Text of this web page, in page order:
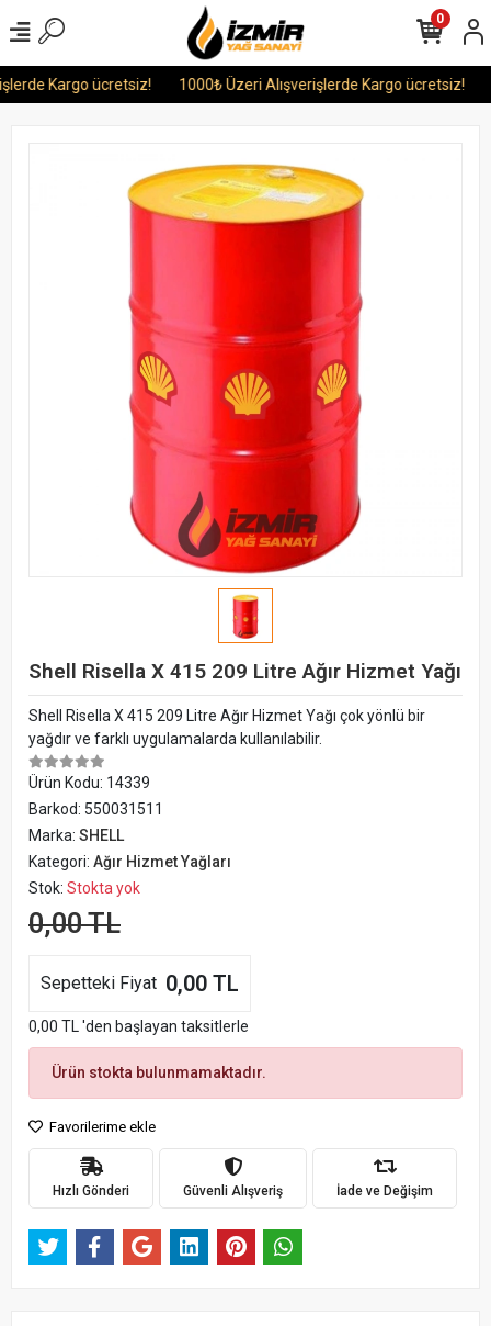
Kargo ücretsiz! 1000₺ Üzeri Alışverişlerde Kargo ücretsiz!
0
Shell Risella X 415 209 Litre Ağır Hizmet Yağı
Shell Risella X 415 209 Litre Ağır Hizmet Yağı çok yönlü bir
yağdır ve farklı uygulamalarda kullanılabilir.
Ürün Kodu: 14339
Barkod: 550031511
Marka: SHELL
Kategori: Ağır Hizmet Yağları
Stok: Stokta yok
0,00 TL
Sepetteki Fiyat 0,00 TL
0,00 TL 'den başlayan taksitlerle
Ürün stokta bulunmamaktadır.
Favorilerime ekle
Hızlı Gönderi Güvenli Alışveriş İade ve Değişim